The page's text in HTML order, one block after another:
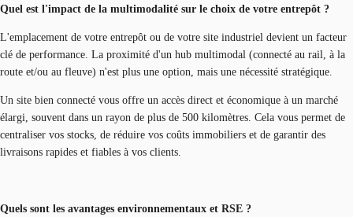
Quel est l'impact de la multimodalité sur le choix de votre entrepôt ?
L'emplacement de votre entrepôt ou de votre site industriel devient un facteur
clé de performance. La proximité d'un hub multimodal (connecté au rail, à la
route et/ou au fleuve) n'est plus une option, mais une nécessité stratégique.
Un site bien connecté vous offre un accès direct et économique à un marché
élargi, souvent dans un rayon de plus de 500 kilomètres. Cela vous permet de
centraliser vos stocks, de réduire vos coûts immobiliers et de garantir des
livraisons rapides et fiables à vos clients.
Quels sont les avantages environnementaux et RSE ?